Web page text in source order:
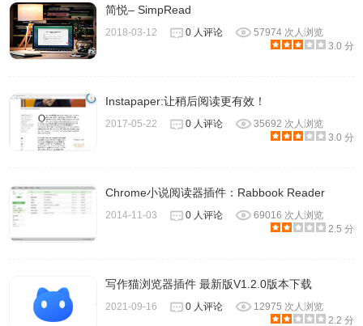
简悦– SimpRead
2018-03-12 0 人评论
57974 次人浏览
3.0 分
Instapaper:让稍后阅读更有效！
2017-05-22 0 人评论
35692 次人浏览
3.0 分
Chrome小说阅读器插件：Rabbook Reader
2014-11-03 0 人评论
69016 次人浏览
2.5 分
写作猫浏览器插件 最新版V1.2.0版本下载
2021-09-16 0 人评论
12975 次人浏览
2.2 分